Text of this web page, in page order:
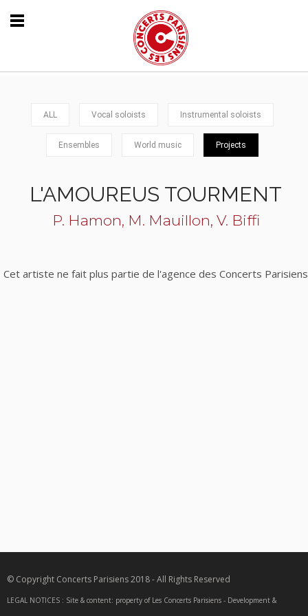
ALL Vocal soloists Instrumental soloists
Ensembles World music Projects
L'AMOUREUS TOURMENT
P. Hamon, M. Mauillon, V. Biffi
Cet artiste ne fait plus partie de l'agence des Concerts Parisiens
© Copyright Concerts Parisiens 2018 - All Rights Reserved
LEGAL NOTICES : Site & content: property of Les Concerts Parisiens - Development &